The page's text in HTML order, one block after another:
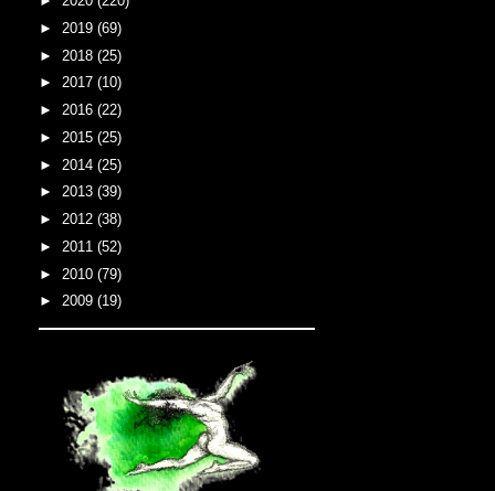
► 2019 (69)
► 2018 (25)
► 2017 (10)
► 2016 (22)
► 2015 (25)
► 2014 (25)
► 2013 (39)
► 2012 (38)
► 2011 (52)
► 2010 (79)
► 2009 (19)